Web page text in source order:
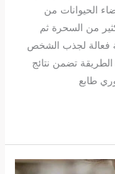
الحيوانات من
من السحرة ثم
فعالة لجذب الشخص
تضمن نتائج
طابع